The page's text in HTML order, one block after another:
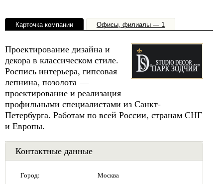
Карточка компании Офисы, филиалы — 1
Проектирование дизайна и
декора в классическом стиле.
Роспись интерьера, гипсовая
лепнина, позолота —
проектирование и реализация
профильными специалистами из Санкт-
Петербурга. Работам по всей России, странам СНГ
и Европы.
Контактные данные
Город: Москва